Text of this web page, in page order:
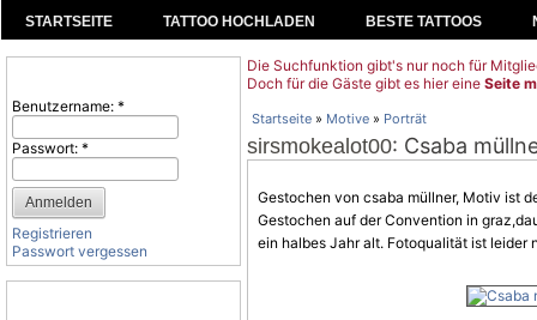
STARTSEITE TATTOO HOCHLADEN BESTE TATTOOS
Benutzername: *
Passwort: *
Registrieren
Passwort vergessen
Die Suchfunktion gibt's nur noch für
Doch für die Gäste gibt es hier eine Seite
Startseite » Motive » Porträt
sirsmokealot00: Csaba
Gestochen von csaba müllner, Motiv ist
Gestochen auf derConvention in
ein halbes Jahr alt. Fotoqualität ist leider